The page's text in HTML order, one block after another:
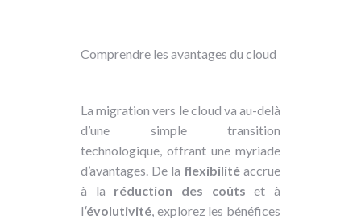
Comprendre les avantages du cloud
La migration vers le cloud va au-delà
d’une simple transition
technologique, offrant une myriade
d’avantages. De la flexibilité accrue
à la réduction des coûts et à
l‘évolutivité, explorez les bénéfices